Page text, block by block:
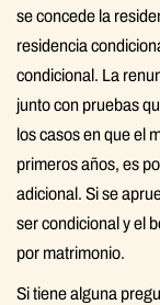
se concede la
residencia
condicional. La
junto con pruebas
los casos en que el
primeros años, es
adicional. Si se
ser condicional y el
por matrimonio.
Si tiene alguna